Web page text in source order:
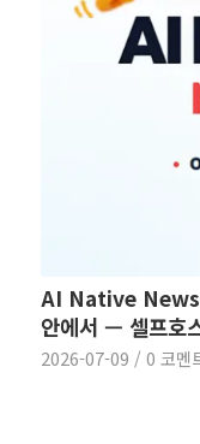
AI Native News
안에서 — 셀프호
2026-07-09 / 0 코멘